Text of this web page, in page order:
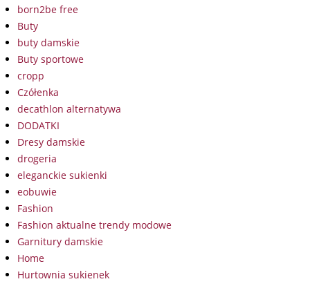
born2be free
Buty
buty damskie
Buty sportowe
cropp
Czółenka
decathlon alternatywa
DODATKI
Dresy damskie
drogeria
eleganckie sukienki
eobuwie
Fashion
Fashion aktualne trendy modowe
Garnitury damskie
Home
Hurtownia sukienek